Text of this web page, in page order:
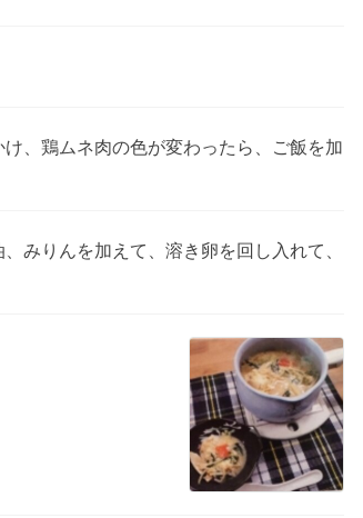
、鶏ムネ肉の色が変わったら、ご飯を加
みりんを加えて、溶き卵を回し入れて、